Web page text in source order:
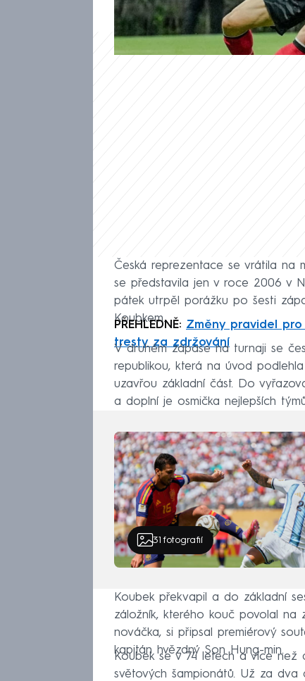
Hjon-kjo v 80. minutě stav
Česká reprezentace se vrátila na
se představila jen v roce 2006 v
pátek utrpěl porážku po šesti
Koubkem.
PŘEHLEDNĚ: Změny pravidel
tresty za zdržování
V druhém zápase na turnaji se
republikou, která na úvod
uzavřou základní část. Do
a doplní je osmička nejlepších
31 fotografií
Koubek překvapil a do základní
záložník, kterého kouč povolal na
nováčka, si připsal premiérový
kapitán hvězdný Son Hung-min.
Koubek se v 74 letech a více než
světových šampionátů. Už za dva